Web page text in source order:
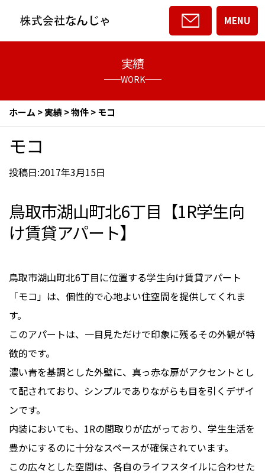
MENU
実績
──WORK──
ホーム >実績>物件>モコ
モコ
投稿日:2017年3月15日
鳥取市湖山町北6丁目【1R学生向
け賃貸アパート】
鳥取市湖山町北6丁目に位置する学生向け賃貸アパート
「モコ」は、個性的で心地よい住空間を提供してくれま
す。
このアパートは、一目見ただけで印象に残るその外観が特
徴的です。
濃い青を基調とした外壁に、真っ赤な扉がアクセントとし
て配されており、シンプルでありながらも目を引くデザイ
ンです。
内装においても、1Rの間取りが広がっており、学生生活を
豊かにするのに十分なスペースが確保されています。
この広々とした空間は、各自のライフスタイルに合わせた